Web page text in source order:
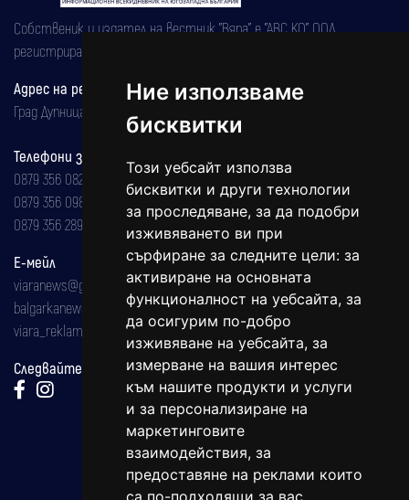
Ние използваме
бисквитки
Този уебсайт използва
бисквитки и други технологии
за проследяване, за да подобри
изживяването ви при
сърфиране за следните цели: за
активиране на основната
функционалност на уебсайта, за
да осигурим по-добро
изживяване на уебсайта, за
измерване на вашия интерес
към нашите продукти и услуги
и за персонализиране на
маркетинговите
взаимодействия, за
предоставяне на реклами които
са по-подходящи за вас
Собственик и издател на вестник "Вяра" е "АВС КО" ООД,
регистрирана на 08.05.2002 година.
Адрес на редакцията
Град Дупница, ул.''Христо Ботев" 43
Телефони за реклама и абонаменти
0879 356 082
0879 356 098
0879 356 289
Е-мейл
viaranews@gmail.com
balgarkanews@gmail.com
viara_reklama@mail.bg
Следвайте ни: